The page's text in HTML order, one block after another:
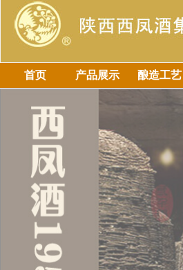
首页 产品展示 酿造工艺